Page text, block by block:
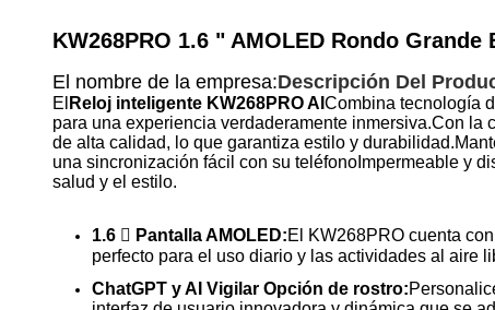
KW268PRO 1.6 " AMOLED Rondo
El nombre de la empresa:Descripción Del
El Reloj inteligente KW268PRO AI Combina tecnología
para una experiencia verdaderamente inmersiva.Con
de alta calidad, lo que garantiza estilo y
una sincronización fácil con su teléfonoImpermeable y
salud y el estilo.
1.6  Pantalla AMOLED:El KW268PRO cuenta
perfecto para el uso diario y las actividades al aire
ChatGPT y AI Vigilar Opción de rostro: